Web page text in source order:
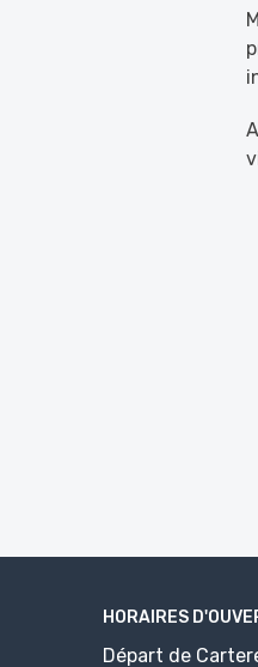
HORAIRES
Départ de